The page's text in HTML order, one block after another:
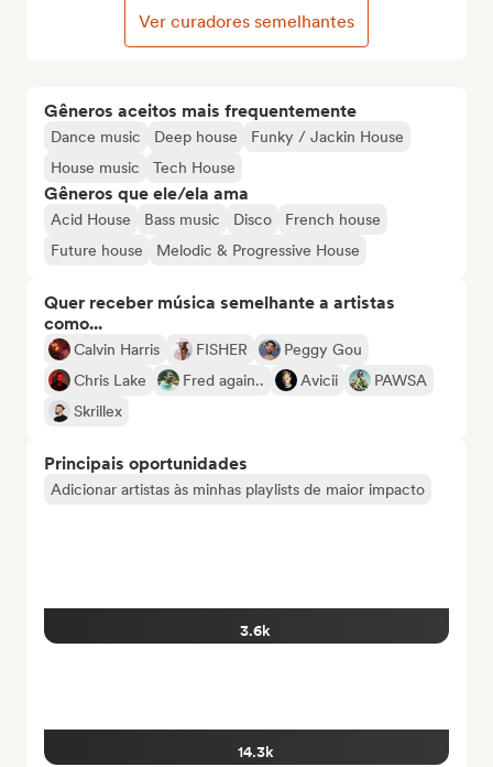
Gêneros aceitos mais frequentemente
Dance music Deep house
Funky / Jackin House
House music
Tech House
Gêneros que ele/ela ama
Acid House Bass music Disco
French house
Future house
Melodic & Progressive House
Quer receber música semelhante a artistas
como...
Calvin Harris FISHER
Peggy Gou
Chris Lake
Fred again.. Avicii
PAWSA
Skrillex
Principais oportunidades
Adicionar artistas às minhas playlists de maior impacto
3.6k
14.3k
Ver curadores semelhantes